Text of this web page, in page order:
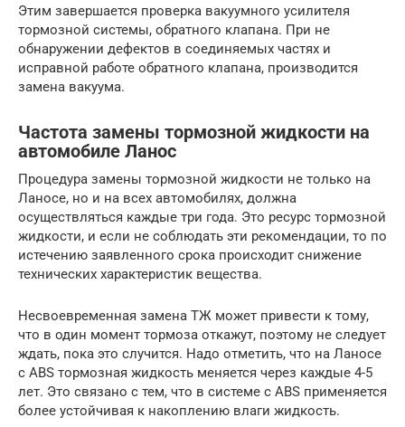
Этим завершается проверка вакуумного усилителя
тормозной системы, обратного клапана. При не
обнаружении дефектов в соединяемых частях и
исправной работе обратного клапана, производится
замена вакуума.
Частота замены тормозной жидкости на
автомобиле Ланос
Процедура замены тормозной жидкости не только на
Ланосе, но и на всех автомобилях, должна
осуществляться каждые три года. Это ресурс тормозной
жидкости, и если не соблюдать эти рекомендации, то по
истечению заявленного срока происходит снижение
технических характеристик вещества.
Несвоевременная замена ТЖ может привести к тому,
что в один момент тормоза откажут, поэтому не следует
ждать, пока это случится. Надо отметить, что на Ланосе
с ABS тормозная жидкость меняется через каждые 4-5
лет. Это связано с тем, что в системе с ABS применяется
более устойчивая к накоплению влаги жидкость.